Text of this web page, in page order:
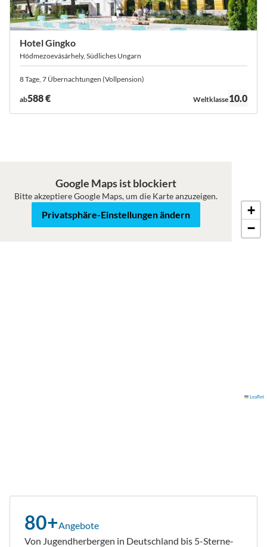
Hotel Gingko
Hódmezoevásárhely, Südliches Ungarn
8 Tage, 7 Übernachtungen (Vollpension)
ab588 € Bewertung:
Weltklasse10.0
Karte Satellit
+
−
Leaflet
Google Maps ist blockiert
Bitte akzeptiere Google Maps, um die Karte anzuzeigen.
Privatsphäre-Einstellungen ändern
80+Angebote
Von Jugendherbergen in Deutschland bis 5-Sterne-